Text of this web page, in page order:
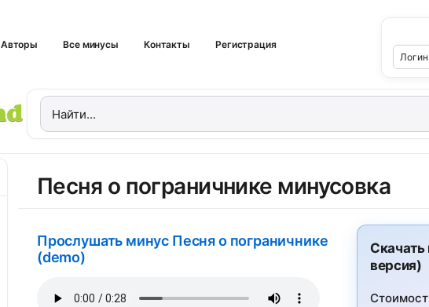
Авторы Все минусы Контакты Регистрация
Песня о пограничнике минусовка
Прослушать минус Песня о пограничнике
(demo)
Скачать
версия)